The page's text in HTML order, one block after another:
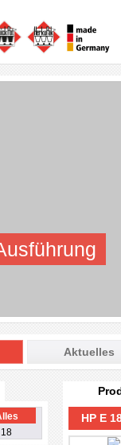
Aktuelles
18
HP E